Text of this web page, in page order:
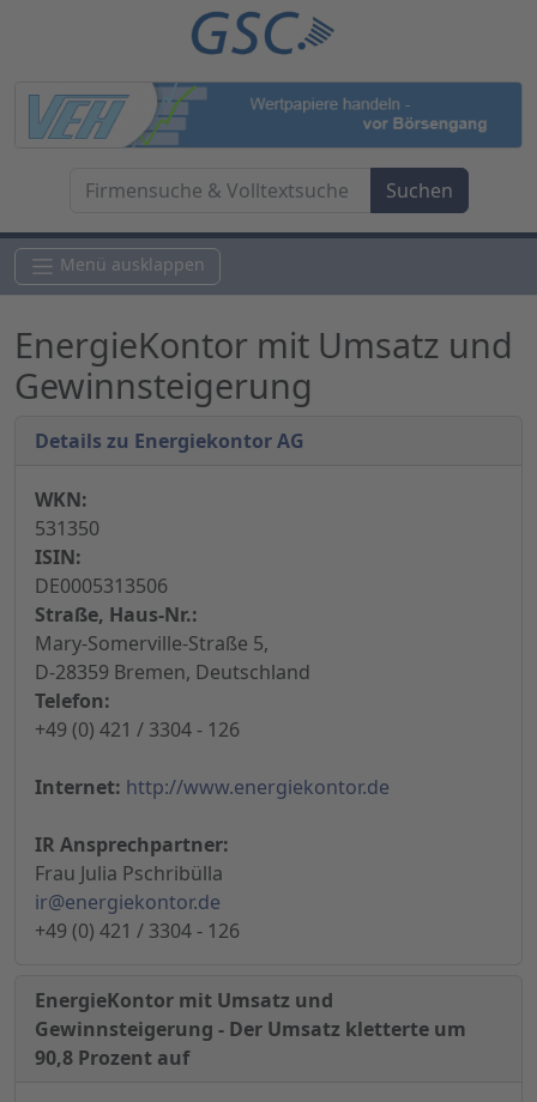
Menü ausklappen
EnergieKontor mit Umsatz und
Gewinnsteigerung
Details zu Energiekontor AG
WKN:
531350
ISIN:
DE0005313506
Straße, Haus-Nr.:
Mary-Somerville-Straße 5,
D-28359 Bremen, Deutschland
Telefon:
+49 (0) 421 / 3304 - 126
Internet: http://www.energiekontor.de
IR Ansprechpartner:
Frau Julia Pschribülla
ir@energiekontor.de
+49 (0) 421 / 3304 - 126
EnergieKontor mit Umsatz und
Gewinnsteigerung - Der Umsatz kletterte um
90,8 Prozent auf